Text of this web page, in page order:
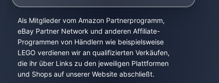
Als Mitglieder vom Amazon Partnerprogramm,
eBay Partner Network und anderen Affiliate-
Programmen von Händlern wie beispielsweise
LEGO verdienen wir an qualifizierten Verkäufen,
die ihr über Links zu den jeweiligen Plattformen
und Shops auf unserer Website abschließt.